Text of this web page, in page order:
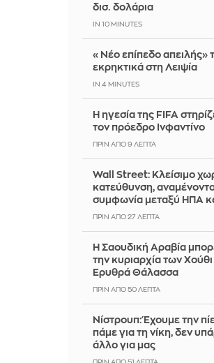
δισ. δολάρια
IN 10 MINUTES
«Νέο επίπεδο απειλής»
εκρηκτικά στη Λειψία
IN 4 MINUTES
Η ηγεσία της FIFA
τον πρόεδρο Ινφαντίνο
ΠΡΙΝ ΑΠΌ 9 ΛΕΠΤΆ
Wall Street: Κλείσιμο
κατεύθυνση,
συμφωνία μεταξύ ΗΠΑ
ΠΡΙΝ ΑΠΌ 27 ΛΕΠΤΆ
Η Σαουδική Αραβία
την κυριαρχία των
Ερυθρά Θάλασσα
ΠΡΙΝ ΑΠΌ 50 ΛΕΠΤΆ
Νίστρουπ: Έχουμε την
πάμε για τη νίκη, δεν
άλλο για μας